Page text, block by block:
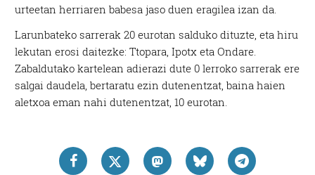
urteetan herriaren babesa jaso duen eragilea izan da.
Larunbateko sarrerak 20 eurotan salduko dituzte, eta hiru
lekutan erosi daitezke: Ttopara, Ipotx eta Ondare.
Zabaldutako kartelean adierazi dute 0 lerroko sarrerak ere
salgai daudela, bertaratu ezin dutenentzat, baina haien
aletxoa eman nahi dutenentzat, 10 eurotan.